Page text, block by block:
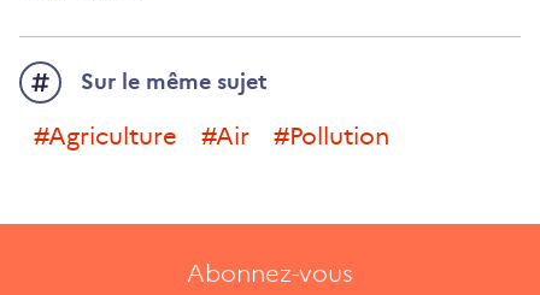
Sur le même sujet
#agriculture #air #pollution
Abonnez-vous